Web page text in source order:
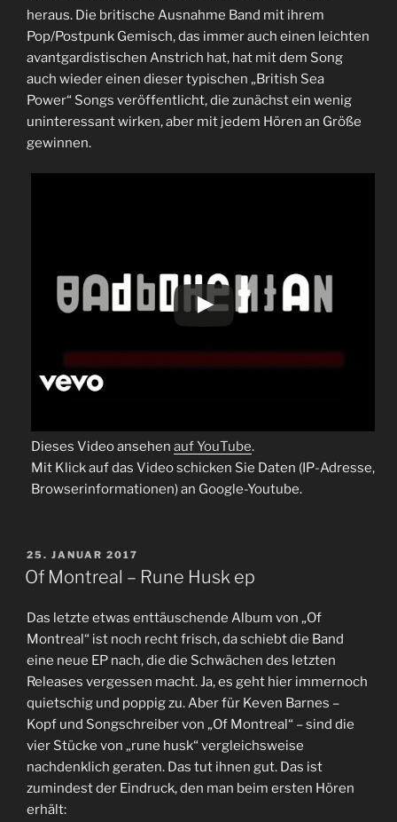
heraus. Die britische Ausnahme Band mit ihrem
Pop/Postpunk Gemisch, das immer auch einen leichten
avantgardistischen Anstrich hat, hat mit dem Song
auch wieder einen dieser typischen „British Sea
Power“ Songs veröffentlicht, die zunächst ein wenig
uninteressant wirken, aber mit jedem Hören an Größe
gewinnen.
Dieses Video ansehen auf YouTube.
Mit Klick auf das Video schicken Sie Daten (IP-Adresse,
Browserinformationen) an Google-Youtube.
VERÖFFENTLICHT
AM
25. JANUAR 2017
Of Montreal – Rune Husk ep
Das letzte etwas enttäuschende Album von „Of
Montreal“ ist noch recht frisch, da schiebt die Band
eine neue EP nach, die die Schwächen des letzten
Releases vergessen macht. Ja, es geht hier immernoch
quietschig und poppig zu. Aber für Keven Barnes –
Kopf und Songschreiber von „Of Montreal“ – sind die
vier Stücke von „rune husk“ vergleichsweise
nachdenklich geraten. Das tut ihnen gut. Das ist
zumindest der Eindruck, den man beim ersten Hören
erhält: